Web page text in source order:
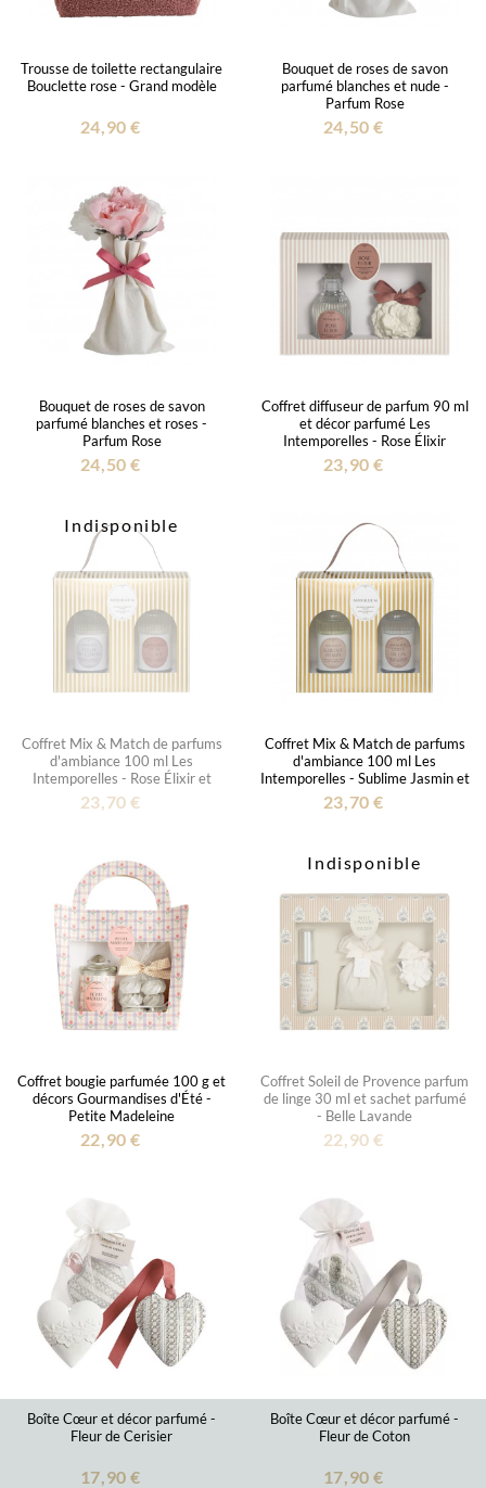
Trousse de toilette rectangulaire
Bouclette rose - Grand modèle
24,90 €
Bouquet de roses de savon
parfumé blanches et nude -
Parfum Rose
24,50 €
Bouquet de roses de savon
parfumé blanches et roses -
Parfum Rose
24,50 €
Coffret diffuseur de parfum 90 ml
et décor parfumé Les
Intemporelles - Rose Élixir
23,90 €
Indisponible
Coffret Mix & Match de parfums
d'ambiance 100 ml Les
Intemporelles - Rose Élixir et
Fleur de Coton
23,70 €
Coffret Mix & Match de parfums
d'ambiance 100 ml Les
Intemporelles - Sublime Jasmin et
Voile de Lin
23,70 €
Coffret bougie parfumée 100 g et
décors Gourmandises d'Été -
Petite Madeleine
22,90 €
Indisponible
Coffret Soleil de Provence parfum
de linge 30 ml et sachet parfumé
- Belle Lavande
22,90 €
Boîte Cœur et décor parfumé -
Fleur de Cerisier
17,90 €
Boîte Cœur et décor parfumé -
Fleur de Coton
17,90 €